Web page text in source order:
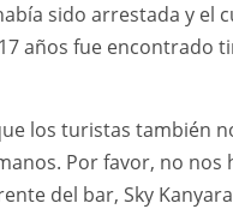
sido arrestada y el
años fue encontrado
los turistas también
Por favor, no nos
del bar, Sky